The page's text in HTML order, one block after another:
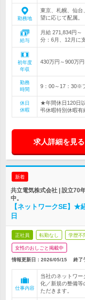
勤務地
東京、札幌、仙台
望に応じて配属。
給与
月給 271,834円～
分：6月、12月に
初年度
年収
430万円～900万円
勤務
時間
9：00～17：30※
休日
休暇
★年間休日120日
弔休暇特別休暇有
求人詳細を見る
新着
共立電気株式会社 | 設立70
中。
【ネットワークSE】★
日
正社員 転勤なし 学歴不
女性のおしごと掲載中
情報更新日：2026/05/15 終了
仕事内容
当社のネットワ
化／新規の整備等
ただきます。